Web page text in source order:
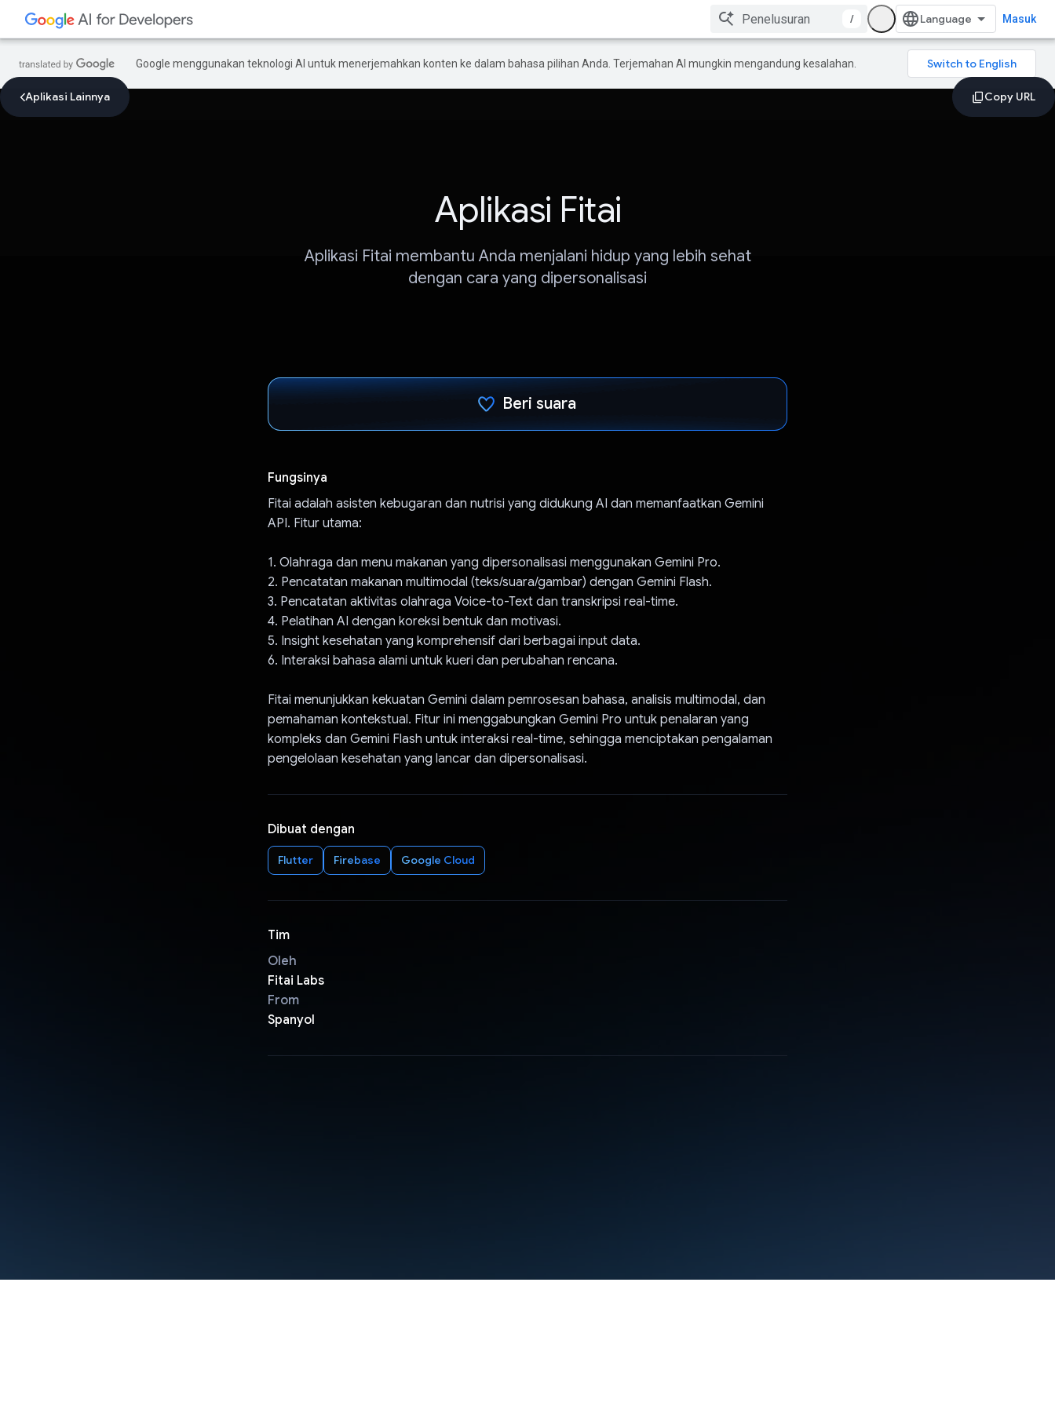
/ Masuk
Google menggunakan teknologi AI untuk menerjemahkan konten ke dalam bahasa pilihan Anda. Terjemahan AI mungkin mengandung kesalahan.
Aplikasi Lainnya
Aplikasi Fitai
Aplikasi Fitai membantu Anda menjalani hidup yang lebih sehat
dengan cara yang dipersonalisasi
Beri suara
Fungsinya
Fitai adalah asisten kebugaran dan nutrisi yang didukung AI dan memanfaatkan Gemini
API. Fitur utama:
1. Olahraga dan menu makanan yang dipersonalisasi menggunakan Gemini Pro.
2. Pencatatan makanan multimodal (teks/suara/gambar) dengan Gemini Flash.
3. Pencatatan aktivitas olahraga Voice-to-Text dan transkripsi real-time.
4. Pelatihan AI dengan koreksi bentuk dan motivasi.
5. Insight kesehatan yang komprehensif dari berbagai input data.
6. Interaksi bahasa alami untuk kueri dan perubahan rencana.
Fitai menunjukkan kekuatan Gemini dalam pemrosesan bahasa, analisis multimodal, dan
pemahaman kontekstual. Fitur ini menggabungkan Gemini Pro untuk penalaran yang
kompleks dan Gemini Flash untuk interaksi real-time, sehingga menciptakan pengalaman
pengelolaan kesehatan yang lancar dan dipersonalisasi.
Dibuat dengan
Flutter Firebase Google Cloud
Tim
Oleh
Fitai Labs
From
Spanyol